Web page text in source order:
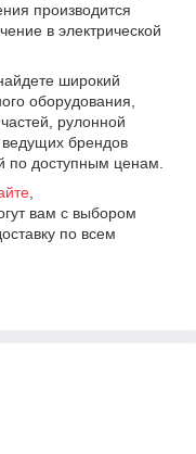
производится
в электрической
широкий
оборудования,
рулонной
ведущих брендов
по доступным ценам.
,
вам с выбором
по всем